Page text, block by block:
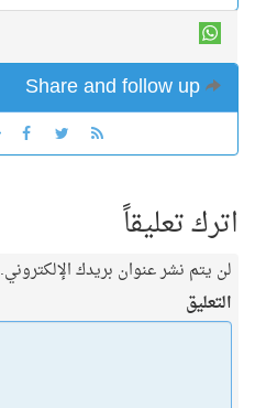
اترك تعليقاً
لن يتم نشر عنوان بريدك الإلكتروني.
التعليق